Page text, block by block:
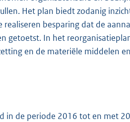
Het plan biedt zodanig
besparing dat de
getoetst. In het
en de materiële middelen
in de periode 2016 tot en met